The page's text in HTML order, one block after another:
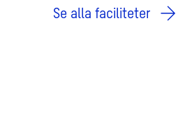
Se alla faciliteter